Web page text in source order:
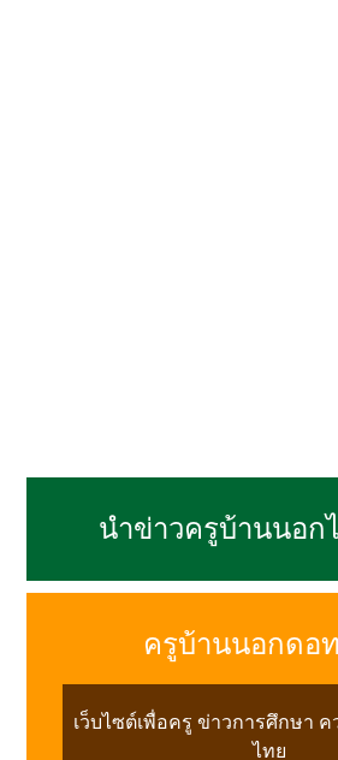
นำข่าวครูบ้านนอก
ครูบ้านนอกดอ
เว็บไซต์เพื่อครู ข่าวการศึกษา
ไทย